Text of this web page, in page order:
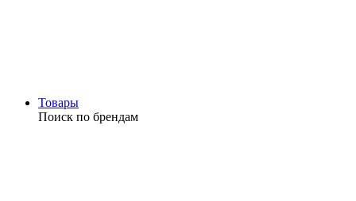
Товары
Поиск по брендам